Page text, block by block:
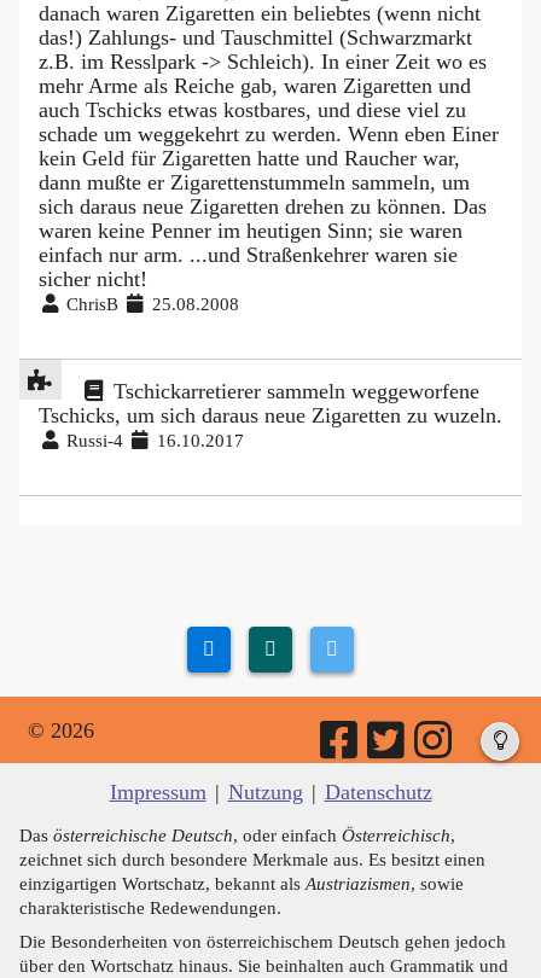
danach waren Zigaretten ein beliebtes (wenn nicht
das!) Zahlungs- und Tauschmittel (Schwarzmarkt
z.B. im Resslpark -> Schleich). In einer Zeit wo es
mehr Arme als Reiche gab, waren Zigaretten und
auch Tschicks etwas kostbares, und diese viel zu
schade um weggekehrt zu werden. Wenn eben Einer
kein Geld für Zigaretten hatte und Raucher war,
dann mußte er Zigarettenstummeln sammeln, um
sich daraus neue Zigaretten drehen zu können. Das
waren keine Penner im heutigen Sinn; sie waren
einfach nur arm. ...und Straßenkehrer waren sie
sicher nicht!
ChrisB 25.08.2008
Tschickarretierer sammeln weggeworfene
Tschicks, um sich daraus neue Zigaretten zu wuzeln.
Russi-4 16.10.2017
© 2026
Impressum | Nutzung | Datenschutz
Das österreichische Deutsch, oder einfach Österreichisch,
zeichnet sich durch besondere Merkmale aus. Es besitzt einen
einzigartigen Wortschatz, bekannt als Austriazismen, sowie
charakteristische Redewendungen.
Die Besonderheiten von österreichischem Deutsch gehen jedoch
über den Wortschatz hinaus. Sie beinhalten auch Grammatik und